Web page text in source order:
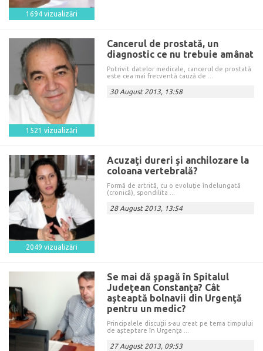
1694 vizualizări
1521 vizualizări
Cancerul de prostată, un
diagnostic ce nu trebuie amânat
Potrivit datelor medicale, cancerul de prostată
este cea mai frecventă cauză de ...
30 August 2013, 13:58
2049 vizualizări
Acuzaţi dureri şi anchilozare la
coloana vertebrală?
Formă de artrită, cu o evoluţie îndelungată
(cronică), spondilita ...
28 August 2013, 13:54
Se mai dă şpagă în Spitalul
Judeţean Constanţa? Cât
aşteaptă bolnavii din Urgenţă
pentru un medic?
Principalele discuţii s-au creat pe tema timpului
de aşteptare în Urgenţa ...
27 August 2013, 09:53